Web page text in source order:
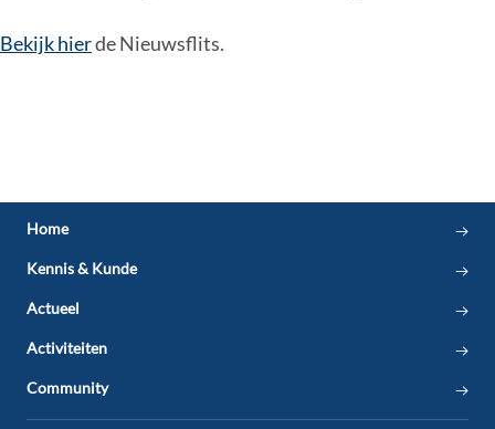
Bekijk hierde Nieuwsflits.
Home
Kennis & Kunde
Actueel
Activiteiten
Community